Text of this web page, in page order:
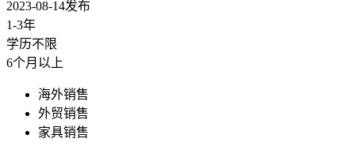
2023-08-14发布
1-3年
学历不限
6个月以上
海外销售
外贸销售
家具销售